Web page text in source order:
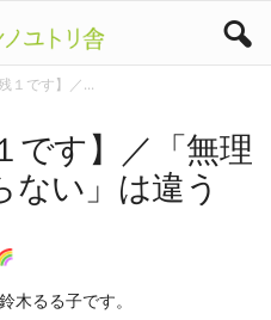
１です】／...
です】／「無理
ない」は違う
木るる子です。